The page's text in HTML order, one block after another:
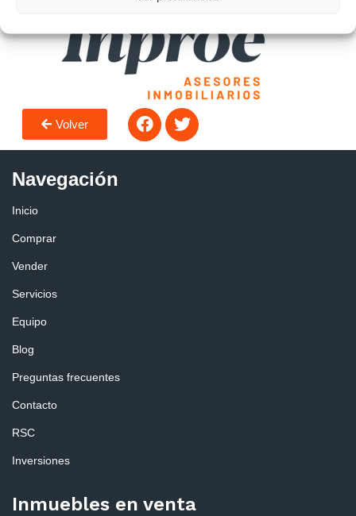
Volver
Navegación
Inicio
Comprar
Vender
Servicios
Equipo
Blog
Preguntas frecuentes
Contacto
RSC
Inversiones
Inmuebles en venta